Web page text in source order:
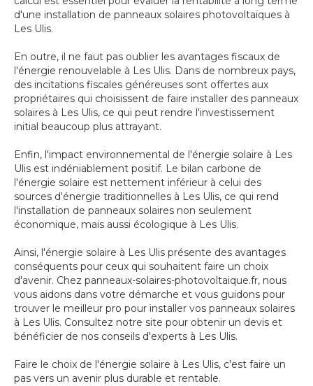
d'une installation de panneaux solaires photovoltaïques à
Les Ulis.
En outre, il ne faut pas oublier les avantages fiscaux de
l'énergie renouvelable à Les Ulis. Dans de nombreux pays,
des incitations fiscales généreuses sont offertes aux
propriétaires qui choisissent de faire installer des panneaux
solaires à Les Ulis, ce qui peut rendre l'investissement
initial beaucoup plus attrayant.
Enfin, l'impact environnemental de l'énergie solaire à Les
Ulis est indéniablement positif. Le bilan carbone de
l'énergie solaire est nettement inférieur à celui des
sources d'énergie traditionnelles à Les Ulis, ce qui rend
l'installation de panneaux solaires non seulement
économique, mais aussi écologique à Les Ulis.
Ainsi, l'énergie solaire à Les Ulis présente des avantages
conséquents pour ceux qui souhaitent faire un choix
d'avenir. Chez panneaux-solaires-photovoltaique.fr, nous
vous aidons dans votre démarche et vous guidons pour
trouver le meilleur pro pour installer vos panneaux solaires
à Les Ulis. Consultez notre site pour obtenir un devis et
bénéficier de nos conseils d'experts à Les Ulis.
Faire le choix de l'énergie solaire à Les Ulis, c'est faire un
pas vers un avenir plus durable et rentable.